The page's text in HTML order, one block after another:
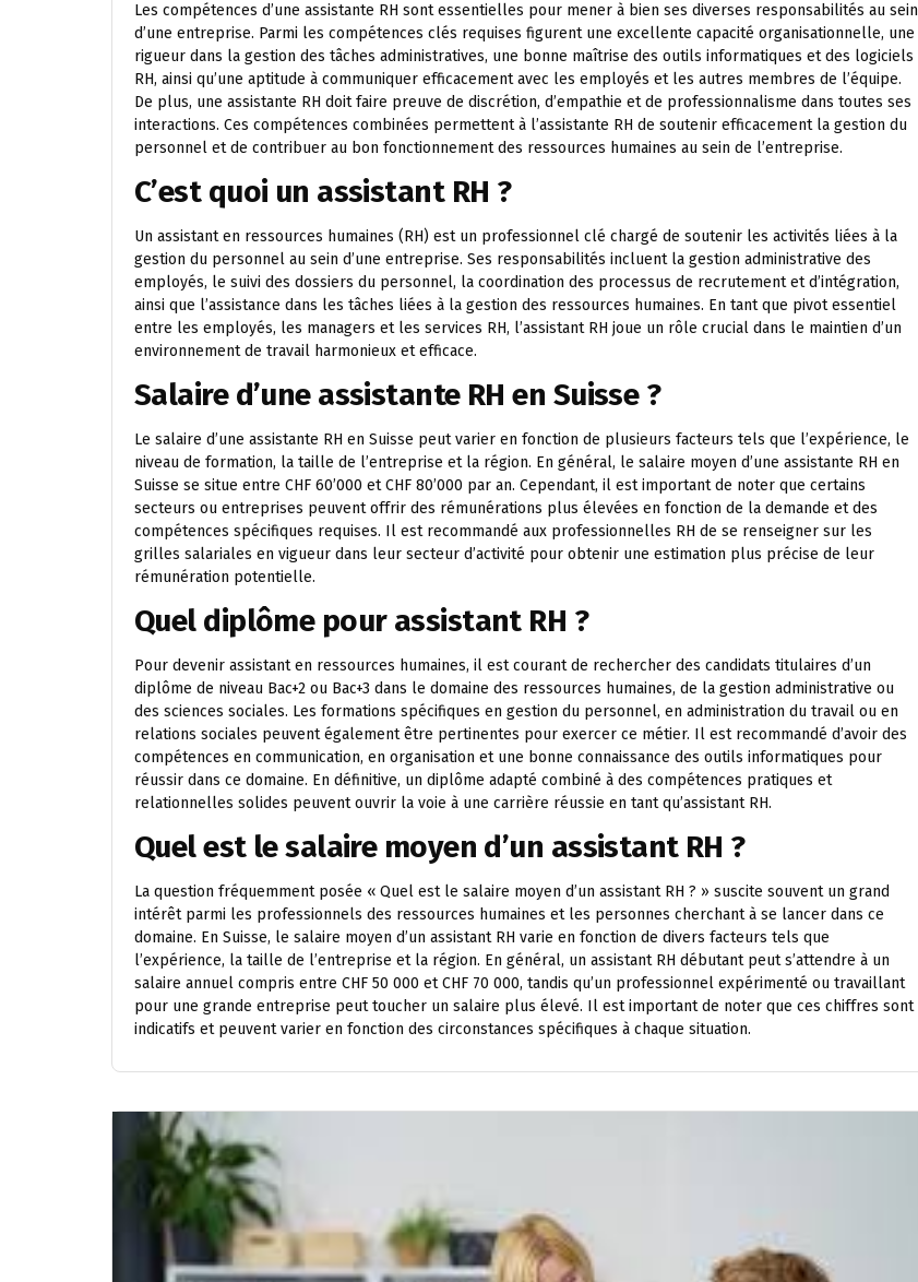
Les compétences d’une assistante RH sont essentielles pour mener à bien ses diverses responsabilités au sein
d’une entreprise. Parmi les compétences clés requises figurent une excellente capacité organisationnelle, une
rigueur dans la gestion des tâches administratives, une bonne maîtrise des outils informatiques et des logiciels
RH, ainsi qu’une aptitude à communiquer efficacement avec les employés et les autres membres de l’équipe.
De plus, une assistante RH doit faire preuve de discrétion, d’empathie et de professionnalisme dans toutes ses
interactions. Ces compétences combinées permettent à l’assistante RH de soutenir efficacement la gestion du
personnel et de contribuer au bon fonctionnement des ressources humaines au sein de l’entreprise.
C’est quoi un assistant RH ?
Un assistant en ressources humaines (RH) est un professionnel clé chargé de soutenir les activités liées à la
gestion du personnel au sein d’une entreprise. Ses responsabilités incluent la gestion administrative des
employés, le suivi des dossiers du personnel, la coordination des processus de recrutement et d’intégration,
ainsi que l’assistance dans les tâches liées à la gestion des ressources humaines. En tant que pivot essentiel
entre les employés, les managers et les services RH, l’assistant RH joue un rôle crucial dans le maintien d’un
environnement de travail harmonieux et efficace.
Salaire d’une assistante RH en Suisse ?
Le salaire d’une assistante RH en Suisse peut varier en fonction de plusieurs facteurs tels que l’expérience, le
niveau de formation, la taille de l’entreprise et la région. En général, le salaire moyen d’une assistante RH en
Suisse se situe entre CHF 60’000 et CHF 80’000 par an. Cependant, il est important de noter que certains
secteurs ou entreprises peuvent offrir des rémunérations plus élevées en fonction de la demande et des
compétences spécifiques requises. Il est recommandé aux professionnelles RH de se renseigner sur les
grilles salariales en vigueur dans leur secteur d’activité pour obtenir une estimation plus précise de leur
rémunération potentielle.
Quel diplôme pour assistant RH ?
Pour devenir assistant en ressources humaines, il est courant de rechercher des candidats titulaires d’un
diplôme de niveau Bac+2 ou Bac+3 dans le domaine des ressources humaines, de la gestion administrative ou
des sciences sociales. Les formations spécifiques en gestion du personnel, en administration du travail ou en
relations sociales peuvent également être pertinentes pour exercer ce métier. Il est recommandé d’avoir des
compétences en communication, en organisation et une bonne connaissance des outils informatiques pour
réussir dans ce domaine. En définitive, un diplôme adapté combiné à des compétences pratiques et
relationnelles solides peuvent ouvrir la voie à une carrière réussie en tant qu’assistant RH.
Quel est le salaire moyen d’un assistant RH ?
La question fréquemment posée « Quel est le salaire moyen d’un assistant RH ? » suscite souvent un grand
intérêt parmi les professionnels des ressources humaines et les personnes cherchant à se lancer dans ce
domaine. En Suisse, le salaire moyen d’un assistant RH varie en fonction de divers facteurs tels que
l’expérience, la taille de l’entreprise et la région. En général, un assistant RH débutant peut s’attendre à un
salaire annuel compris entre CHF 50 000 et CHF 70 000, tandis qu’un professionnel expérimenté ou travaillant
pour une grande entreprise peut toucher un salaire plus élevé. Il est important de noter que ces chiffres sont
indicatifs et peuvent varier en fonction des circonstances spécifiques à chaque situation.